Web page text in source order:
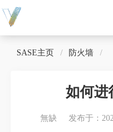
SASE主页 防火墙
如何进
無缺 发布于：